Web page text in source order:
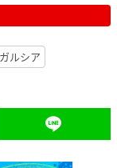
ルシア